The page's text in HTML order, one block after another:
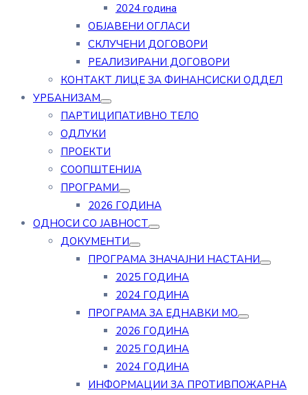
2024 година
ОБЈАВЕНИ ОГЛАСИ
СКЛУЧЕНИ ДОГОВОРИ
РЕАЛИЗИРАНИ ДОГОВОРИ
КОНТАКТ ЛИЦЕ ЗА ФИНАНСИСКИ ОДДЕЛ
УРБАНИЗАМ
ПАРТИЦИПАТИВНО ТЕЛО
ОДЛУКИ
ПРОЕКТИ
СООПШТЕНИЈА
ПРОГРАМИ
2026 ГОДИНА
ОДНОСИ СО ЈАВНОСТ
ДОКУМЕНТИ
ПРОГРАМА ЗНАЧАЈНИ НАСТАНИ
2025 ГОДИНА
2024 ГОДИНА
ПРОГРАМА ЗА ЕДНАВКИ МО
2026 ГОДИНА
2025 ГОДИНА
2024 ГОДИНА
ИНФОРМАЦИИ ЗА ПРОТИВПОЖАРНА